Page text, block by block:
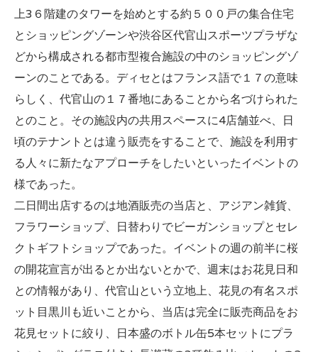
上3６階建のタワーを始めとする約５００戸の集合住宅
とショッピングゾーンや渋谷区代官山スポーツプラザな
どから構成される都市型複合施設の中のショッピングゾ
ーンのことである。ディセとはフランス語で１７の意味
らしく、代官山の１７番地にあることから名づけられた
とのこと。その施設内の共用スペースに4店舗並べ、日
頃のテナントとは違う販売をすることで、施設を利用す
る人々に新たなアプローチをしたいといったイベントの
様であった。
二日間出店するのは地酒販売の当店と、アジアン雑貨、
フラワーショップ、日替わりでビーガンショップとセレ
クトギフトショップであった。イベントの週の前半に桜
の開花宣言が出るとか出ないとかで、週末はお花見日和
との情報があり、代官山という立地上、花見の有名スポ
ット目黒川も近いことから、当店は完全に販売商品をお
花見セットに絞り、日本盛のボトル缶5本セットにプラ